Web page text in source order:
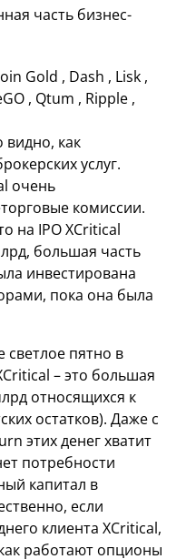
часть бизнес-
Gold , Dash , Lisk ,
, Qtum , Ripple ,
видно, как
услуг.
очень
комиссии.
на IPO XCritical
большая часть
инвестирована
пока она была
светлое пятно в
– это большая
относящихся к
остатков). Даже с
этих денег хватит
потребности
капитал в
если
клиента XCritical,
работают опционы